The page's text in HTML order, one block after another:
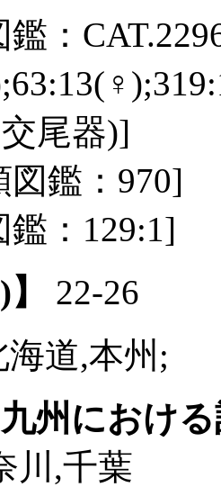
：
尾器)]
鑑：970]
：129:1]
22-26
海道,本州;
九州におけ
川,千葉